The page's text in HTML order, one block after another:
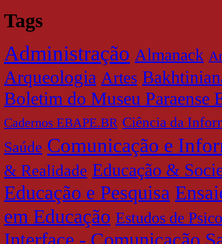
Tags
Administração Almanack
Arqueologia Artes
Boletim do Museu Paraense
Cadernos EBAPE.BR Ciência da
Saúde Comunicação e
& Realidade Educação &
Educação e Pesquisa
em Educação Estudos de